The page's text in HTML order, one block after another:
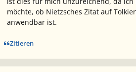
möchte, ob Nietzsches Zitat auf
anwendbar ist.
Zitieren